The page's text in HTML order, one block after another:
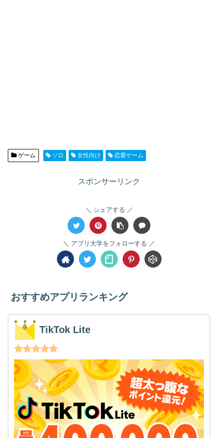
ゲーム ソロ 女性向け 恋愛ゲーム
スポンサーリンク
シェアする
アプリ大学をフォローする
おすすめアプリランキング
TikTok Lite